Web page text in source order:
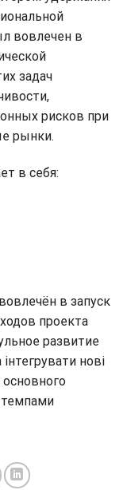
вовлечен в
задач
рисков при
рынки.
в себя:
в запуск
проекта
развитие
нові
основного
темпами